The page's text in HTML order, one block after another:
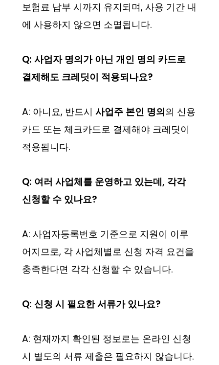
보험료 납부 시까지 유지되며, 사용 기간 내
에 사용하지 않으면 소멸됩니다.
Q: 사업자 명의가 아닌 개인 명의 카드로
결제해도 크레딧이 적용되나요?
A: 아니요, 반드시 사업주 본인 명의의 신용
카드 또는 체크카드로 결제해야 크레딧이
적용됩니다.
Q: 여러 사업체를 운영하고 있는데, 각각
신청할 수 있나요?
A: 사업자등록번호 기준으로 지원이 이루
어지므로, 각 사업체별로 신청 자격 요건을
충족한다면 각각 신청할 수 있습니다.
Q: 신청 시 필요한 서류가 있나요?
A: 현재까지 확인된 정보로는 온라인 신청
시 별도의 서류 제출은 필요하지 않습니다.